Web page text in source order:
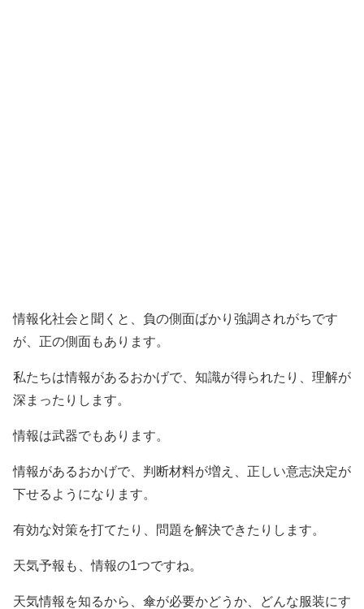
情報化社会と聞くと、負の側面ばかり強調されがちです
が、正の側面もあります。
私たちは情報があるおかげで、知識が得られたり、理解が
深まったりします。
情報は武器でもあります。
情報があるおかげで、判断材料が増え、正しい意志決定が
下せるようになります。
有効な対策を打てたり、問題を解決できたりします。
天気予報も、情報の1つですね。
天気情報を知るから、傘が必要かどうか、どんな服装にす